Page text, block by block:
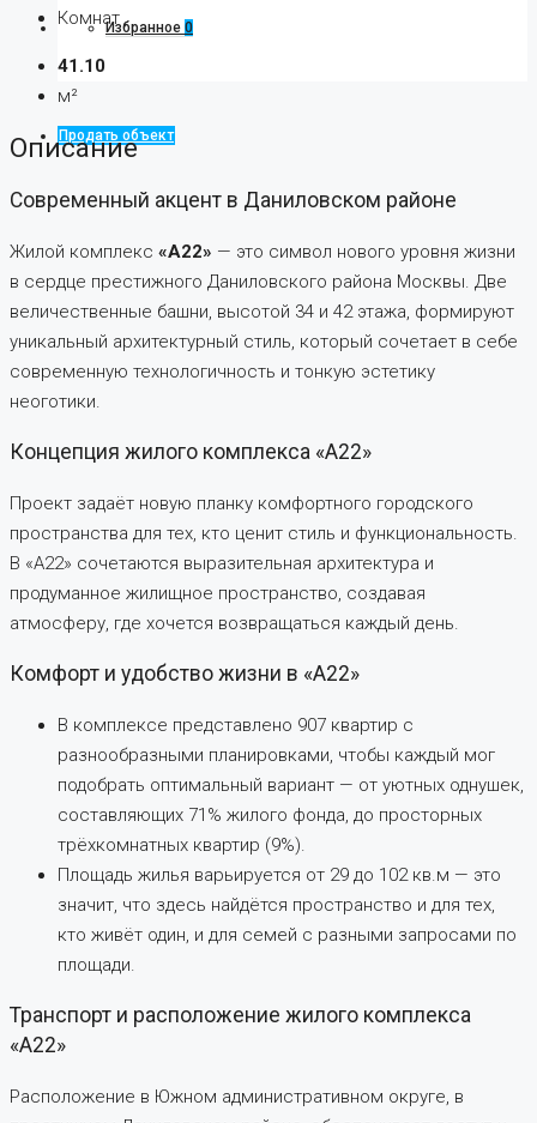
Избранное 0
Продать объект
Комнат
41.10
м²
Описание
Современный акцент в Даниловском районе
Жилой комплекс «А22» — это символ нового уровня жизни
в сердце престижного Даниловского района Москвы. Две
величественные башни, высотой 34 и 42 этажа, формируют
уникальный архитектурный стиль, который сочетает в себе
современную технологичность и тонкую эстетику
неоготики.
Концепция жилого комплекса «А22»
Проект задаёт новую планку комфортного городского
пространства для тех, кто ценит стиль и функциональность.
В «А22» сочетаются выразительная архитектура и
продуманное жилищное пространство, создавая
атмосферу, где хочется возвращаться каждый день.
Комфорт и удобство жизни в «А22»
В комплексе представлено 907 квартир с
разнообразными планировками, чтобы каждый мог
подобрать оптимальный вариант — от уютных однушек,
составляющих 71% жилого фонда, до просторных
трёхкомнатных квартир (9%).
Площадь жилья варьируется от 29 до 102 кв.м — это
значит, что здесь найдётся пространство и для тех,
кто живёт один, и для семей с разными запросами по
площади.
Транспорт и расположение жилого комплекса
«А22»
Расположение в Южном административном округе, в